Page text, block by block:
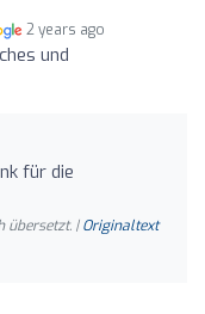
2 years ago
und
für die
übersetzt. |Originaltext